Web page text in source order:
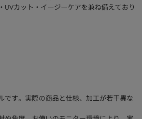
UVカット・イージーケアを兼ね備えており
です。実際の商品と仕様、加工が若干異な